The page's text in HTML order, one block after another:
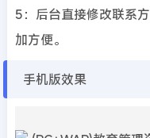
5：后台直接修改联系
加方便。
手机版效果